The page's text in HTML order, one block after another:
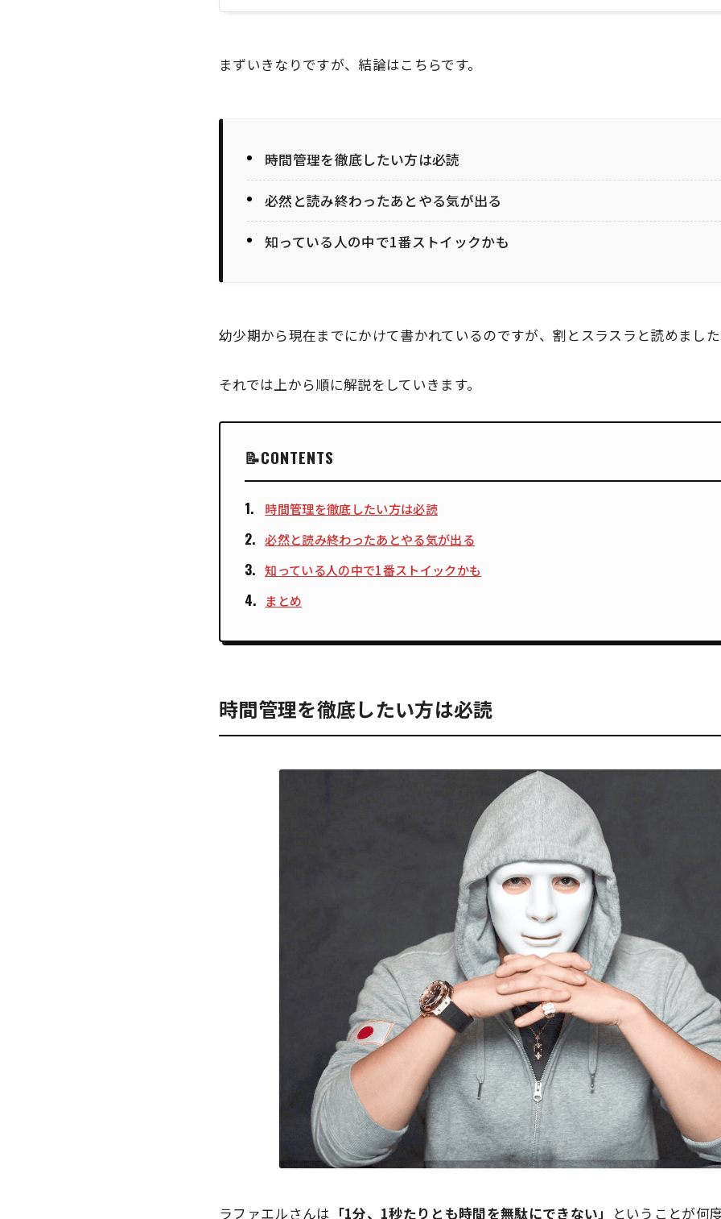
まずいきなりですが、結論はこちらです。
時間管理を徹底したい方は必読
必然と読み終わったあとやる気が出る
知っている人の中で1番ストイックかも
幼少期から現在までにかけて書かれているのですが、割とスラスラと読めまし
それでは上から順に解説をしていきます。
CONTENTS
時間管理を徹底したい方は必読
必然と読み終わったあとやる気が出る
知っている人の中で1番ストイックかも
まとめ
時間管理を徹底したい方は必読
ラファエルさんは 「1分、1秒たりとも時間を無駄にできない」 ということが何